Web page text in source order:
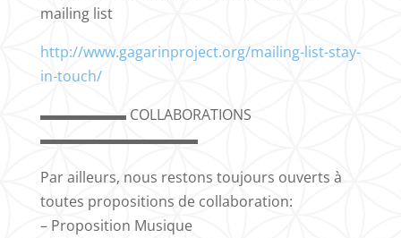
mailing list
http://www.gagarinproject.org/mailing-list-stay-
in-touch/
▬▬▬▬▬▬ COLLABORATIONS
▬▬▬▬▬▬▬▬▬▬▬
Par ailleurs, nous restons toujours ouverts à
toutes propositions de collaboration:
– Proposition Musique